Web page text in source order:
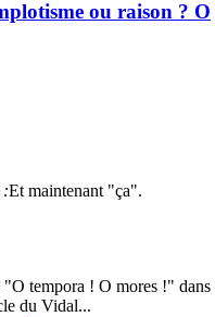
ou raison ? O
:Et maintenant "ça".
tempora ! O mores !" dans
du Vidal...